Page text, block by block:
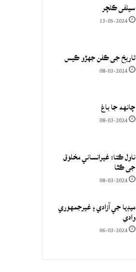
سيلفي ڪلچر
13-05-2024
تاريخ جي ڪفن جھڙو ڪيس
08-03-2024
چانهه جا باغ
08-03-2024
ناول ڪتا: غيرانساني مخلوق
جي ڪٿا
08-03-2024
ميڊيا جي آزادي ۽ غيرجمھوري
وادي
06-03-2024